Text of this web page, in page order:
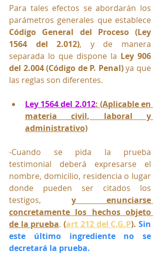
Para tales efectos se abordarán los
Código General del Proceso (Ley
1564 del 2.012), y de manera
separada lo que dispone la Ley 906
del 2.004 (Código de P. Penal) ya que
las reglas son diferentes.
Ley 1564 del 2.012: (Aplicable en
materia civil, laboral y
administrativo)
-Cuando se pida la prueba
testimonial deberá expresarse el
nombre, domicilio, residencia o lugar
donde pueden ser citados los
testigos, y enunciarse
concretamente los hechos objeto
de la prueba. (art 212 del C.G.P). Sin
este último ingrediente no se
decretará la prueba.